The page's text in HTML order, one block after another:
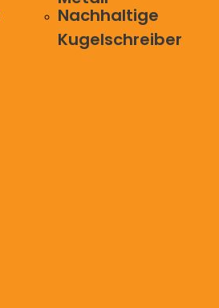
Nachhaltige
Kugelschreiber